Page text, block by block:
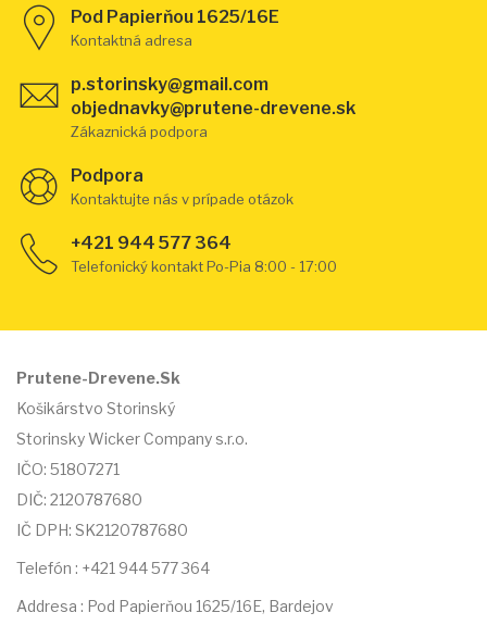
Pod Papierňou 1625/16E
Kontaktná adresa
p.storinsky@gmail.com
objednavky@prutene-drevene.sk
Zákaznická podpora
Podpora
Kontaktujte nás v prípade otázok
+421 944 577 364
Telefonický kontakt Po-Pia 8:00 - 17:00
Prutene-Drevene.Sk
Košikárstvo Storinský
Storinsky Wicker Company s.r.o.
IČO: 51807271
DIČ: 2120787680
IČ DPH: SK2120787680
Telefón : +421 944 577 364
Addresa : Pod Papierňou 1625/16E, Bardejov